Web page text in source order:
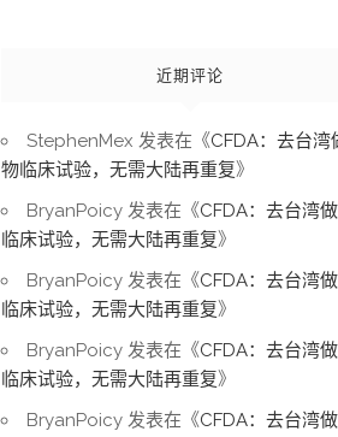
近期评论
StephenMex 发表在《CFDA：去台湾
物临床试验，无需大陆再重复》
BryanPoicy 发表在《CFDA：去台湾
临床试验，无需大陆再重复》
BryanPoicy 发表在《CFDA：去台湾
临床试验，无需大陆再重复》
BryanPoicy 发表在《CFDA：去台湾
临床试验，无需大陆再重复》
BryanPoicy 发表在《CFDA：去台湾